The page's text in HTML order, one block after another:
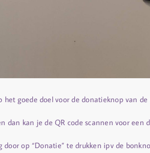
het goede doel voor de donatieknop van
dan kan je de QR code scannen voor
op “Donatie” te drukken ipv de